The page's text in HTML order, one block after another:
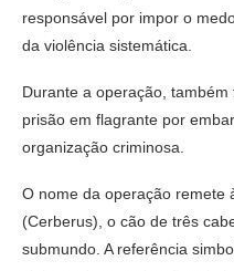
responsável por impor o
da violência sistemática.
Durante a operação,
prisão em flagrante por
organização criminosa.
O nome da operação remete
(Cerberus), o cão de três
submundo. A referência